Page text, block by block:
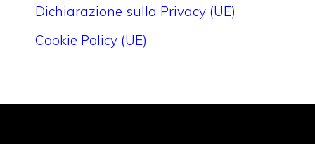
Dichiarazione sulla Privacy (UE)
Cookie Policy (UE)